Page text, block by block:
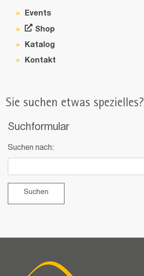
Events
Shop
Katalog
Kontakt
Sie suchen etwas spezielles?
Suchformular
Suchen nach: